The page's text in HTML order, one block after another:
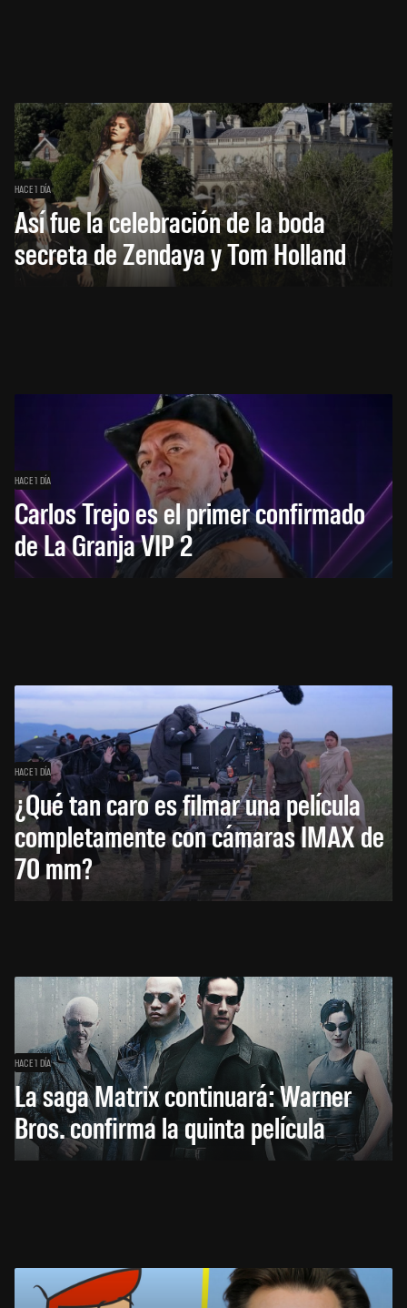
HACE 1 DÍA
Así fue la celebración de la boda
secreta de Zendaya y Tom Holland
HACE 1 DÍA
Carlos Trejo es el primer confirmado
de La Granja VIP 2
HACE 1 DÍA
¿Qué tan caro es filmar una película
completamente con cámaras IMAX de
70 mm?
HACE 1 DÍA
La saga Matrix continuará: Warner
Bros. confirma la quinta película